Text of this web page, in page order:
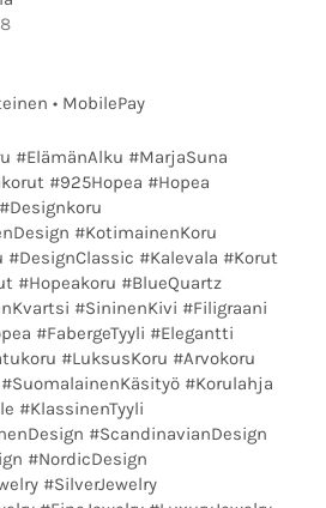
• MobilePay
#ElämänAlku #MarjaSuna
#925Hopea #Hopea
#KotimainenKoru
#DesignClassic #Kalevala #Korut
#Hopeakoru #BlueQuartz
#SininenKivi #Filigraani
#FabergeTyyli #Elegantti
#LuksusKoru #Arvokoru
#Korulahja
#KlassinenTyyli
#ScandinavianDesign
#NordicDesign
#SilverJewelry